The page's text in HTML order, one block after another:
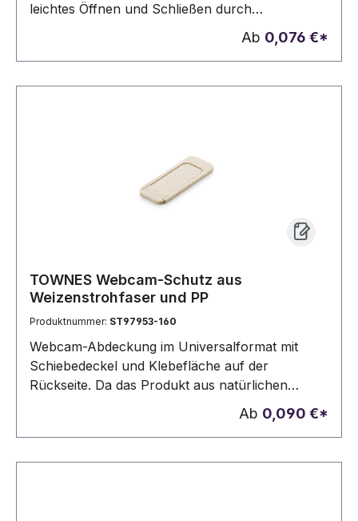
leichtes Öffnen und Schließen durch
Ab 0,076 €*
TOWNES Webcam-Schutz aus
Weizenstrohfaser und PP
Produktnummer: ST97953-160
Webcam-Abdeckung im Universalformat mit
Schiebedeckel und Klebefläche auf der
Rückseite. Da das Produkt aus natürlichen
Materialien hergestellt wird, können Farbe des
Produkts sowie das Druckergebnis von Produkt
zu Produkt unterschiedlich sein. Material:
Strohfasern und PPKompatibilität: Notebook,
Ab 0,090 €*